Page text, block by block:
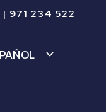
| 971 234 522